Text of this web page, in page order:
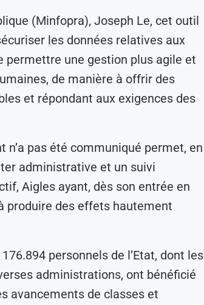
(Minfopra), Joseph Le, cet outil
les données relatives aux
permettre une gestion plus agile et
de manière à offrir des
et répondant aux exigences des
pas été communiqué permet, en
administrative et un suivi
Aigles ayant, dès son entrée en
produire des effets hautement
personnels de l’Etat, dont les
administrations, ont bénéficié
avancements de classes et